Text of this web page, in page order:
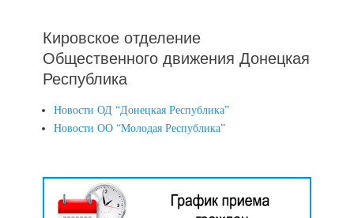
Кировское отделение
Общественного движения Донецкая
Республика
Новости ОД “Донецкая Республика”
Новости ОО “Молодая Республика”